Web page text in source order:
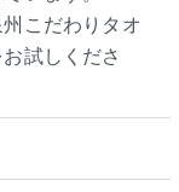
こだわりタオ
試しくださ